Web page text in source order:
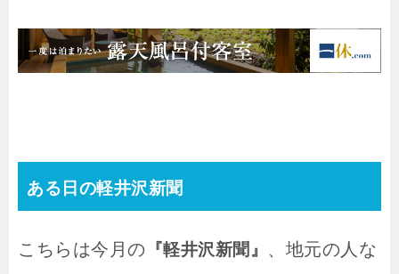
ある日の軽井沢新聞
こちらは今月の 『軽井沢新聞』 、地元の人な